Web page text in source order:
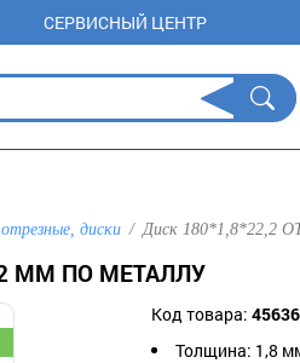
СЕРВИСНЫЙ ЦЕНТР
диски Диск 180*1,8*22,2
ММ ПО МЕТАЛЛУ
Код товара:
Толщина: 1,8